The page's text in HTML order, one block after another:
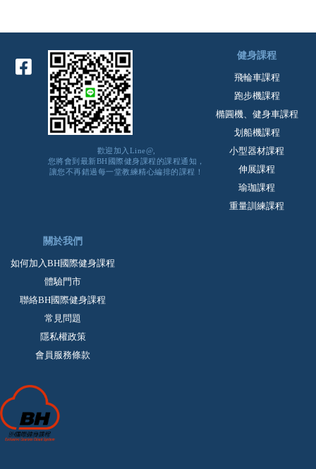
歡迎加入Line@,
您將會到最新BH國際健身課程的課程通知，
讓您不再錯過每一堂教練精心編排的課程！
健身課程
飛輪車課程
跑步機課程
橢圓機、健身車課程
划船機課程
小型器材課程
伸展課程
瑜珈課程
重量訓練課程
關於我們
如何加入BH國際健身課程
體驗門市
聯絡BH國際健身課程
常見問題
隱私權政策
會員服務條款